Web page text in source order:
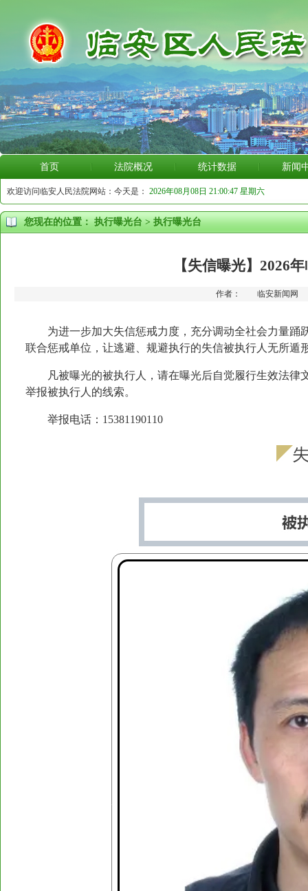
首页 法院概况 统计数据 新闻
欢迎访问临安人民法院网站：今天是： 2026年08月08日 21:00:49 星期六
您现在的位置：执行曝光台>执行曝光台
【失信曝光】2026
作者： 临安新闻网 更
为进一步加大失信惩戒力度，充分调动全社会力量
联合惩戒单位，让逃避、规避执行的失信被执行人无所遁
凡被曝光的被执行人，请在曝光后自觉履行生效法
举报被执行人的线索。
举报电话：15381190110